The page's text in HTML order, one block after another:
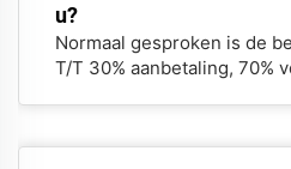
u?
Normaal gesproken is de
T/T 30% aanbetaling, 70%